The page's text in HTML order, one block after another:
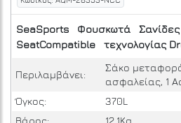
SeaSports Φουσκωτά Σανίδες
SeatCompatible
τεχνολογίας
Περιλαμβάνει:
Σάκο
ασφαλείας, 1
Όγκος:
370L
Βάρος:
12.1Kg